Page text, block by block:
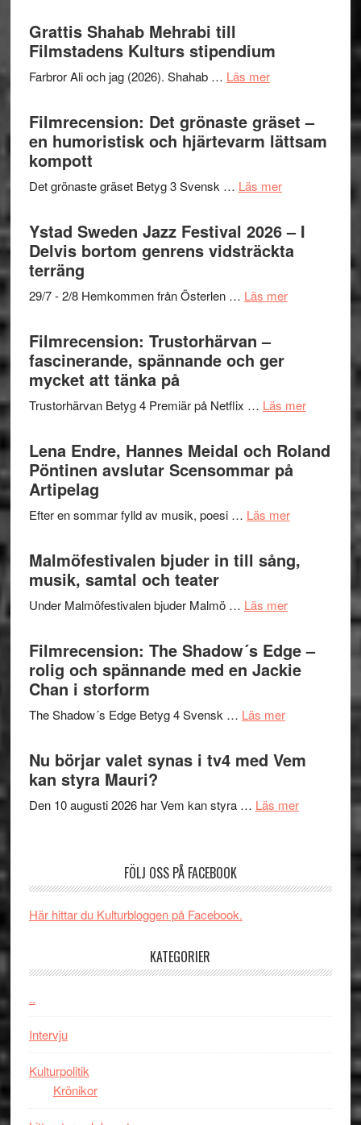
I
Want
to
Believe
Vrach
Frankenshtey
med
Mulder
och
Dana
presenterar
19
titlar
i
Grattis Shahab Mehrabi till
Filmstadens Kulturs stipendium
Farbror Ali och jag (2026). Shahab … Läs merom
Shahab
Mehrabi
till
Kulturs
Filmrecension: Det grönaste gräset –
en humoristisk och hjärtevarm lättsam
kompott
Det grönaste gräset Betyg 3 Svensk … Läs merom
Filmrecension:
Det
grönaste
gräset
en
hjärtevarm
Ystad Sweden Jazz Festival 2026 – I
Delvis bortom genrens vidsträckta
terräng
29/7 - 2/8 Hemkommen från Österlen … Läs merom
–
Delvis
bortom
terräng
Filmrecension: Trustorhärvan –
fascinerande, spännande och ger
mycket att tänka på
Trustorhärvan Betyg 4 Premiär på Netflix … Läs merom
–
Lena Endre, Hannes Meidal och Roland
Pöntinen avslutar Scensommar på
Artipelag
Efter en sommar fylld av musik, poesi … Läs merom
Hannes
Pöntinen
avslutar
Malmöfestivalen bjuder in till sång,
musik, samtal och teater
Under Malmöfestivalen bjuder Malmö … Läs merom
in
till
och
Filmrecension: The Shadow´s Edge –
rolig och spännande med en Jackie
Chan i storform
The Shadow´s Edge Betyg 4 Svensk … Läs merom
Shadow
Edge
spännande
Nu börjar valet synas i tv4 med Vem
kan styra Mauri?
Den 10 augusti 2026 har Vem kan styra … Läs merom
kan
FÖLJ OSS PÅ FACEBOOK
Här hittar du Kulturbloggen på Facebook.
KATEGORIER
..
Intervju
Kulturpolitik
Krönikor